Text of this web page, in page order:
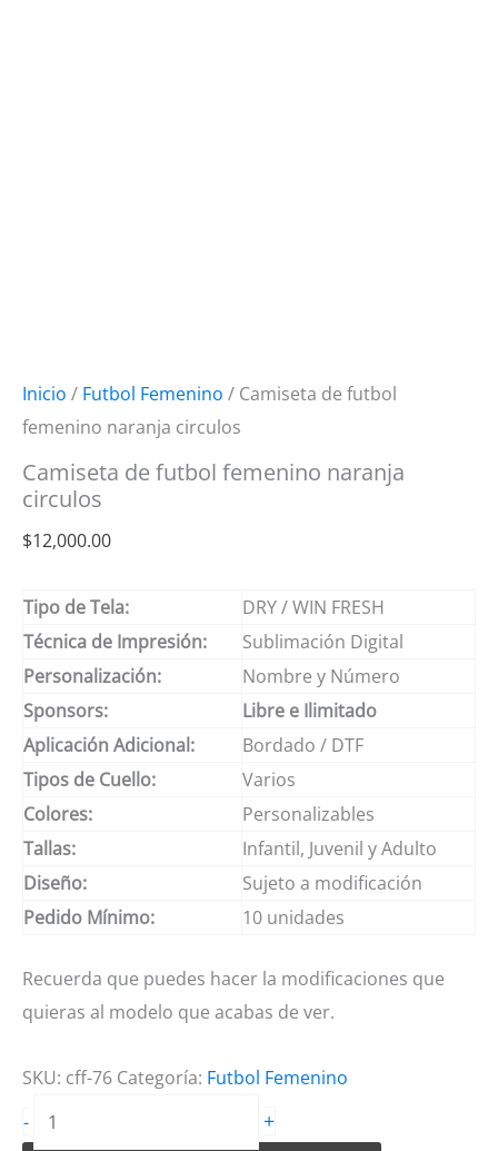
Inicio / Futbol Femenino / Camiseta de futbol
femenino naranja circulos
Camiseta de futbol femenino naranja
circulos
$12,000.00
Tipo de Tela:
DRY / WIN FRESH
Técnica de Impresión:
Sublimación Digital
Personalización:
Nombre y Número
Sponsors:
Libre e Ilimitado
Aplicación Adicional:
Bordado / DTF
Tipos de Cuello:
Varios
Colores:
Personalizables
Tallas:
Infantil, Juvenil y Adulto
Diseño:
Sujeto a modificación
Pedido Mínimo:
10 unidades
Recuerda que puedes hacer la modificaciones que
quieras al modelo que acabas de ver.
SKU: cff-76 Categoría: Futbol Femenino
-
Camiseta
de
+